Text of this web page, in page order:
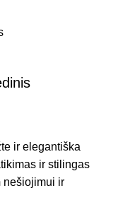
ir elegantiška
ir stilingas
nešiojimui ir